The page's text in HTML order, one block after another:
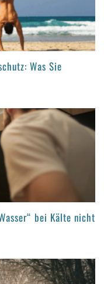
Was Sie
bei Kälte nicht